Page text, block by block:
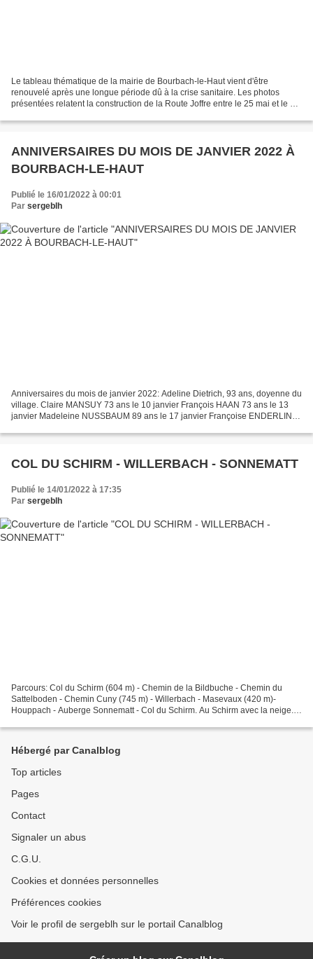
Le tableau thématique de la mairie de Bourbach-le-Haut vient d'être
renouvelé après une longue période dû à la crise sanitaire. Les photos
présentées relatent la construction de la Route Joffre entre le 25 mai et le 4
ANNIVERSAIRES DU MOIS DE JANVIER 2022 À
BOURBACH-LE-HAUT
Publié le 16/01/2022 à 00:01
Par sergeblh
Anniversaires du mois de janvier 2022: Adeline Dietrich, 93 ans, doyenne du
village. Claire MANSUY 73 ans le 10 janvier François HAAN 73 ans le 13
janvier Madeleine NUSSBAUM 89 ans le 17 janvier Françoise ENDERLIN
COL DU SCHIRM - WILLERBACH - SONNEMATT
Publié le 14/01/2022 à 17:35
Par sergeblh
Parcours: Col du Schirm (604 m) - Chemin de la Bildbuche - Chemin du
Sattelboden - Chemin Cuny (745 m) - Willerbach - Masevaux (420 m)-
Houppach - Auberge Sonnematt - Col du Schirm. Au Schirm avec la neige.
Hébergé par Canalblog
Top articles
Pages
Contact
Signaler un abus
C.G.U.
Cookies et données personnelles
Préférences cookies
Voir le profil de sergeblh sur le portail Canalblog